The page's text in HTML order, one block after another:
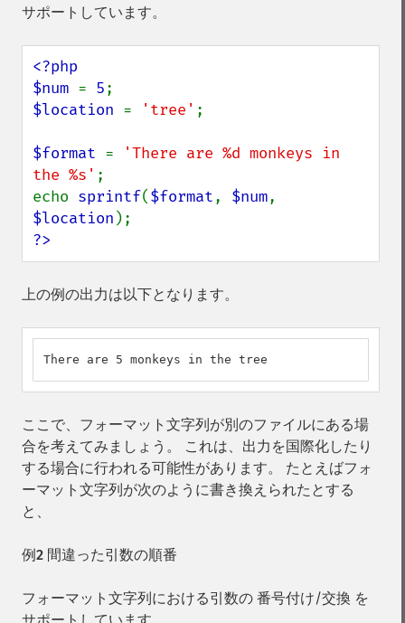
サポートしています。
<?php
$num = 5
$location = 'tree' ;
$format =
'There are %d monkeys in
the %s' ;
echo sprintf($format, $num
$location
?>
上の例の出力は以下となります。
There are 5 monkeys in the tree
ここで、フォーマット文字列が別のファイルにある場
合を考えてみましょう。 これは、出力を国際化したり
する場合に行われる可能性があります。 たとえばフォ
ーマット文字列が次のように書き換えられたとする
と、
例2 間違った引数の順番
フォーマット文字列における引数の 番号付け/交換 を